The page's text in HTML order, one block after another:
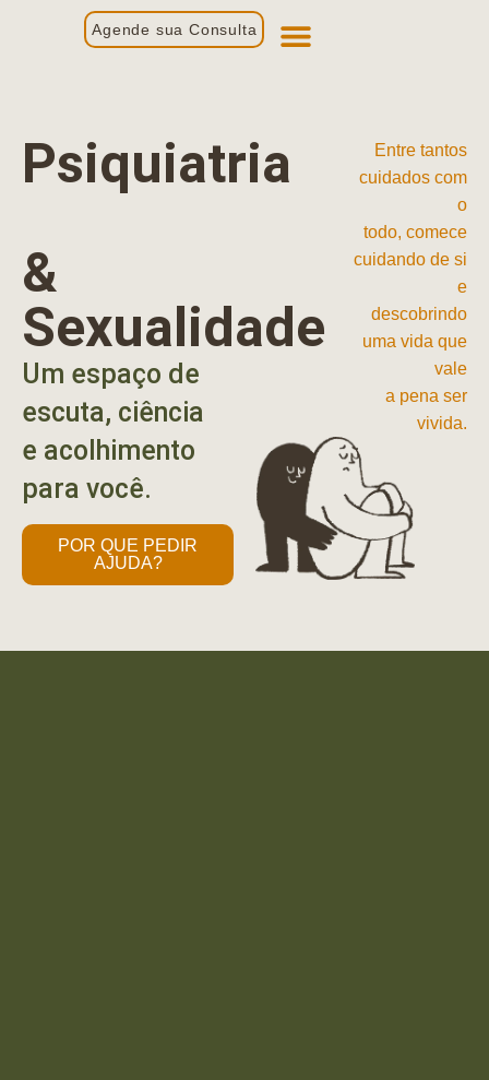
Agende sua Consulta
Psiquiatria
&
Sexualidade
Um espaço de
escuta, ciência
e acolhimento
para você.
POR QUE PEDIR
AJUDA?
Entre tantos
cuidados com
o
todo, comece
cuidando de si
e
descobrindo
uma vida que
vale
a pena ser
vivida.